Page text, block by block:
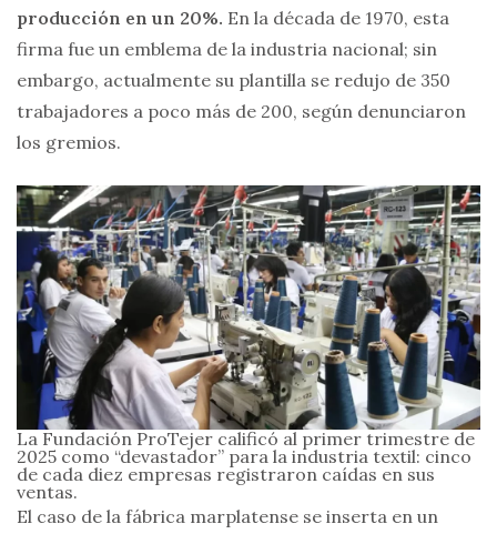
producción en un 20%. En la década de 1970, esta
firma fue un emblema de la industria nacional; sin
embargo, actualmente su plantilla se redujo de 350
trabajadores a poco más de 200, según denunciaron
los gremios.
La Fundación ProTejer calificó al primer trimestre de
2025 como “devastador” para la industria textil: cinco
de cada diez empresas registraron caídas en sus
ventas.
El caso de la fábrica marplatense se inserta en un